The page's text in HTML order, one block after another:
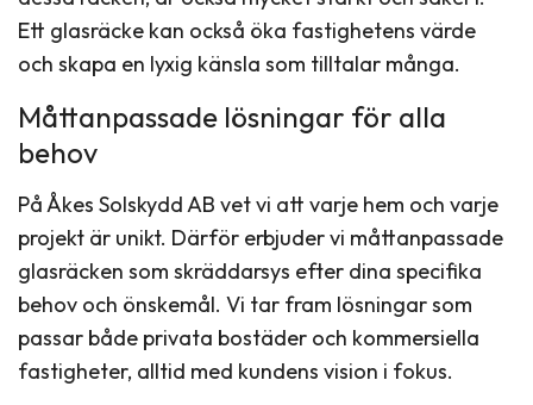
Ett glasräcke kan också öka fastighetens värde
och skapa en lyxig känsla som tilltalar många.
Måttanpassade lösningar för alla
behov
På Åkes Solskydd AB vet vi att varje hem och varje
projekt är unikt. Därför erbjuder vi måttanpassade
glasräcken som skräddarsys efter dina specifika
behov och önskemål. Vi tar fram lösningar som
passar både privata bostäder och kommersiella
fastigheter, alltid med kundens vision i fokus.